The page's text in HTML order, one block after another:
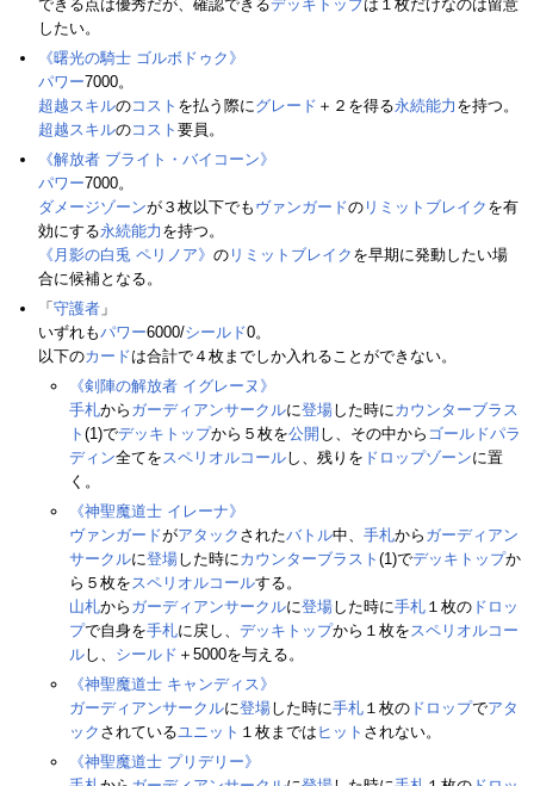
できる点は優秀だが、確認できるデッキトップは１枚だけなのは留意
したい。
《曙光の騎士 ゴルボドゥク》
パワー7000。
超越スキルのコスト を払う際にグレード ＋２を得る永続能力 を持つ。
超越スキルのコスト 要員。
《解放者 ブライト・バイコーン》
パワー7000。
ダメージゾーンが３枚以下でも ヴァンガードの リミットブレイク を有
効にする永続能力 を持つ。
《月影の白兎 ペリノア》 の リミットブレイク を早期に発動したい場
合に候補となる。
「 守護者 」
いずれもパワー6000/シールド0。
以下のカードは合計で４枚までしか入れることができない。
《剣陣の解放者 イグレーヌ》
手札から ガーディアンサークルに登場した時にカウンターブラス
ト (1)でデッキトップから５枚を公開 し、その中から ゴールドパラ
ディン全てを スペリオルコールし、残りを ドロップゾーンに置
く。
《神聖魔道士 イレーナ》
ヴァンガードがアタック されたバトル中、 手札から ガーディアン
サークルに登場した時にカウンターブラスト (1)でデッキトップか
ら５枚を スペリオルコールする。
山札から ガーディアンサークルに登場した時に手札 １枚の ドロッ
プで自身を手札に戻し、 デッキトップから１枚を スペリオルコー
ルし、 シールド ＋5000を与える。
《神聖魔道士 キャンディス》
ガーディアンサークルに登場した時に手札 １枚の ドロップでアタ
ック されているユニット １枚までは ヒット されない。
《神聖魔道士 プリデリー》